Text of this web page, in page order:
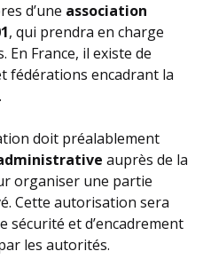
d’une association
, qui prendra en charge
En France, il existe de
fédérations encadrant la
doit préalablement
auprès de la
organiser une partie
Cette autorisation sera
sécurité et d’encadrement
les autorités.